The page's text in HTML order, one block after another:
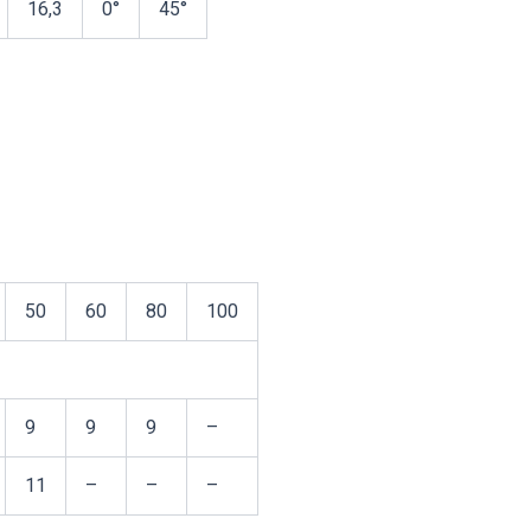
16,3 0° 45°
50 60 80 100
9 9 9 –
11 – – –